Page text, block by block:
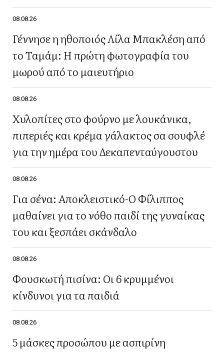
08.08.26
Γέννησε η ηθοποιός Λίλα Μπακλέση από
το Ταμάμ: Η πρώτη φωτογραφία του
μωρού από το μαιευτήριο
08.08.26
Χυλοπίτες στο φούρνο με λουκάνικα,
πιπεριές και κρέμα γάλακτος σα σουφλέ
για την ημέρα του Δεκαπενταύγουστου
08.08.26
Για σένα: Αποκλειστικό-Ο Φίλιππος
μαθαίνει για το νόθο παιδί της γυναίκας
του και ξεσπάει σκάνδαλο
08.08.26
Φουσκωτή πισίνα: Οι 6 κρυμμένοι
κίνδυνοι για τα παιδιά
08.08.26
5 μάσκες προσώπου με ασπιρίνη